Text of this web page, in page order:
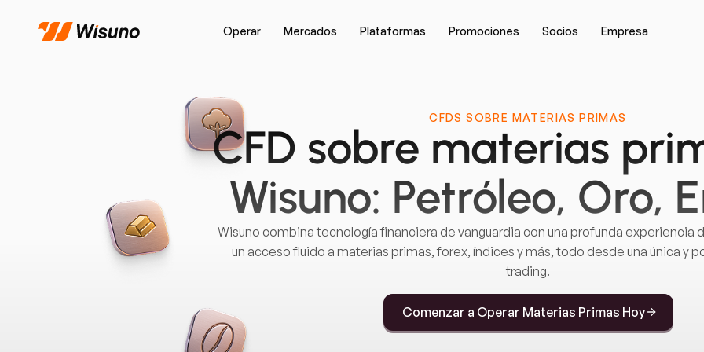
Operar Mercados Plataformas Promociones Socios Empresa
CFDS SOBRE MATERIAS PRIMAS
CFD sobre materias
Wisuno: Petróleo, Oro,
Wisuno combina tecnología financiera de vanguardia con una profunda experiencia
un acceso fluido a materias primas, forex, índices y más, todo desde una única y
trading.
Comenzar a Operar Materias Primas Hoy